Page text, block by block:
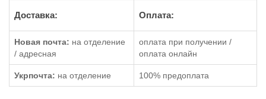
Доставка: Оплата:
Новая почта: на отделение
/ адресная
оплата при получении /
оплата онлайн
Укрпочта: на отделение 100% предоплата